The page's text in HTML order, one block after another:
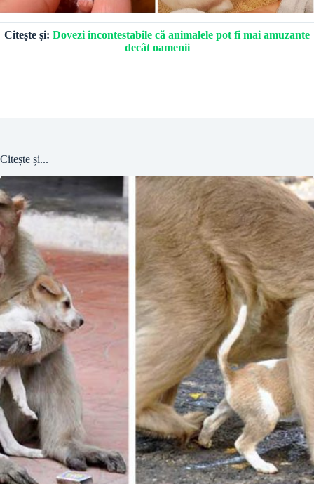
Citește și: Dovezi incontestabile că animalele pot fi mai amuzante
decât oamenii
Citește și...